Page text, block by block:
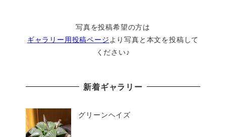
写真を投稿希望の方は
ギャラリー用投稿ページ より写真と本文を投稿して
ください♪
新着ギャラリー
グリーンヘイズ